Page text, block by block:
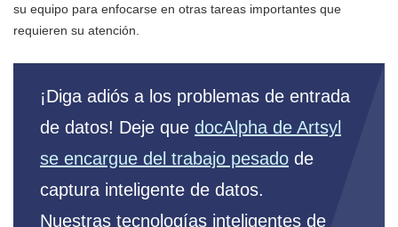
su equipo para enfocarse en otras tareas importantes que
requieren su atención.
¡Diga adiós a los problemas de entrada
de datos! Deje que docAlpha de Artsyl
se encargue del trabajo pesado de
captura inteligente de datos.
Nuestras tecnologías inteligentes de